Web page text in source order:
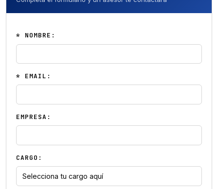
* NOMBRE:
* EMAIL:
EMPRESA:
CARGO: